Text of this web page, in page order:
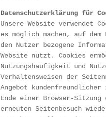
Datenschutzerklärung für
Unsere Website verwendet
es möglich machen, auf
den Nutzer bezogene
Website nutzt. Cookies
Nutzungshäufigkeit und
Verhaltensweisen der
Angebot
Ende einer Browser-Sitzung
erneuten Seitenbesuch